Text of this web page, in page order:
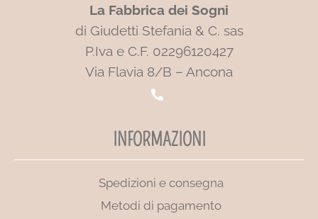
La Fabbrica dei Sogni
di Giudetti Stefania & C. sas
P.Iva e C.F. 02296120427
Via Flavia 8/B – Ancona
INFORMAZIONI
Spedizioni e consegna
Metodi di pagamento